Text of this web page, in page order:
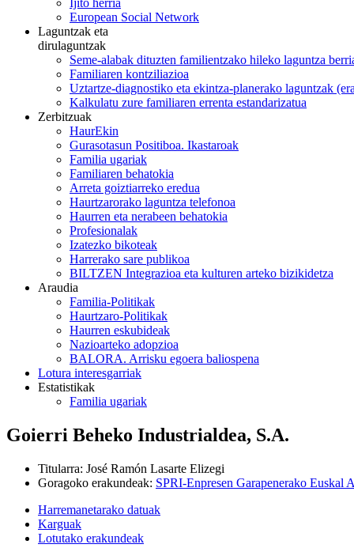
European Social Network
Laguntzak eta
dirulaguntzak
Seme-alabak dituzten familientzako hileko laguntza
Familiaren kontziliazioa
Uztartze-diagnostiko eta ekintza-planerako laguntzak
Kalkulatu zure familiaren errenta estandarizatua
Zerbitzuak
HaurEkin
Gurasotasun Positiboa. Ikastaroak
Familia ugariak
Familiaren behatokia
Arreta goiztiarreko eredua
Haurtzarorako laguntza telefonoa
Haurren eta nerabeen behatokia
Profesionalak
Izatezko bikoteak
Harrerako sare publikoa
BILTZEN Integrazioa eta kulturen arteko bizikidetza
Araudia
Familia-Politikak
Haurtzaro-Politikak
Haurren eskubideak
Nazioarteko adopzioa
BALORA. Arrisku egoera baliospena
Lotura interesgarriak
Estatistikak
Familia ugariak
Goierri Beheko Industrialdea, S.A.
Titularra: José Ramón Lasarte Elizegi
Goragoko erakundeak: SPRI-Enpresen Garapenerako Euskal
Harremanetarako datuak
Karguak
Lotutako erakundeak